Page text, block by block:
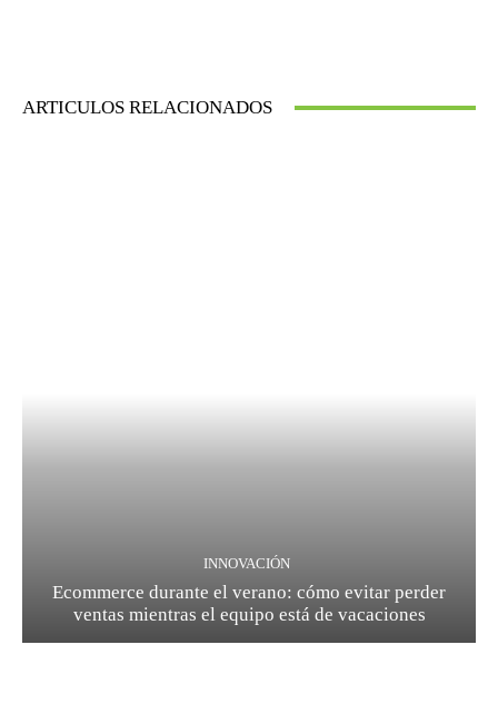
ARTICULOS RELACIONADOS
INNOVACIÓN
Ecommerce durante el verano: cómo evitar perder
ventas mientras el equipo está de vacaciones